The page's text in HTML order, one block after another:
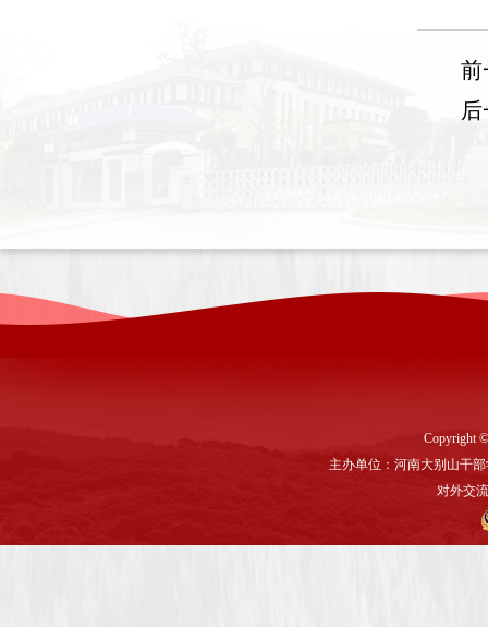
前
Copyright
主办单位：河南大别山干
对外交